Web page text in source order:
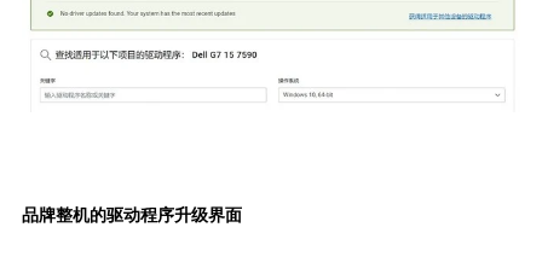
品牌整机的驱动程序升级界面